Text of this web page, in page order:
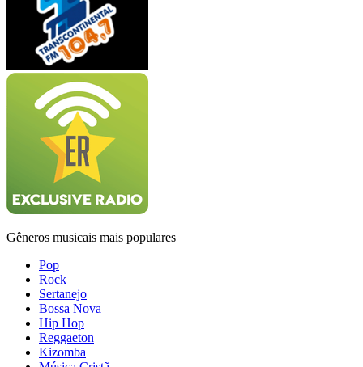
Gêneros musicais mais populares
Pop
Rock
Sertanejo
Bossa Nova
Hip Hop
Reggaeton
Kizomba